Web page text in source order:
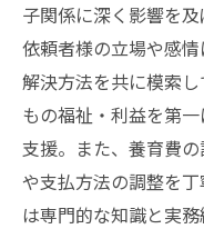
子関係に深く影響を
依頼者様の立場や感
解決方法を共に模索
もの福祉・利益を第
支援。また、養育費
や支払方法の調整を
は専門的な知識と実